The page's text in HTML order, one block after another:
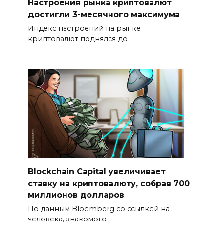
Настроения рынка криптовалют
достигли 3-месячного максимума
Индекс настроений на рынке
криптовалют поднялся до
Blockchain Capital увеличивает
ставку на криптовалюту, собрав 700
миллионов долларов
По данным Bloomberg со ссылкой на
человека, знакомого